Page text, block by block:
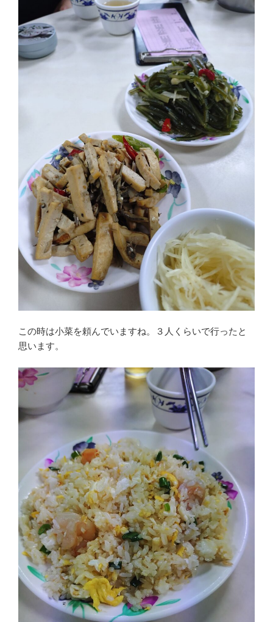
この時は小菜を頼んでいますね。３人くらいで行ったと
思います。